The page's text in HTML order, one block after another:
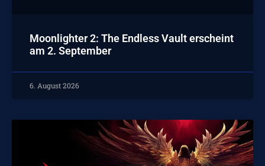
Moonlighter 2: The Endless Vault erscheint
am 2. September
6. August 2026